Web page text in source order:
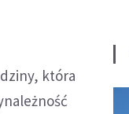
która